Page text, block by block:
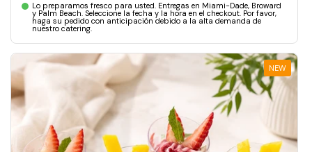
Lo preparamos fresco para usted. Entregas en Miami-Dade, Broward
y Palm Beach. Seleccione la fecha y la hora en el checkout. Por favor,
haga su pedido con anticipación debido a la alta demanda de
nuestro catering.
NEW